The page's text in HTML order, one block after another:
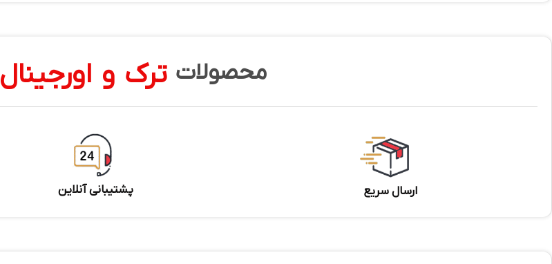
محصولات ترک و اورجینال
ارسال سریع پشتیبانی آنلاین